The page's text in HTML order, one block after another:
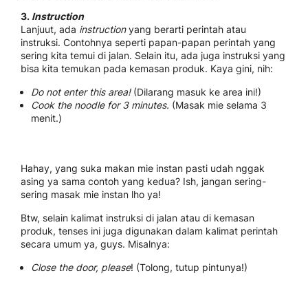
3. Instruction
Lanjuut, ada instructionyang berarti perintah atau
instruksi. Contohnya seperti papan-papan perintah yang
sering kita temui di jalan. Selain itu, ada juga instruksi yang
bisa kita temukan pada kemasan produk. Kaya gini, nih:
Do not enter this area!(Dilarang masuk ke area ini!)
Cook the noodle for 3 minutes. (Masak mie selama 3
menit.)
Hahay, yang suka makan mie instan pasti udah nggak
asing ya sama contoh yang kedua? Ish, jangan sering-
sering masak mie instan lho ya!
Btw, selain kalimat instruksi di jalan atau di kemasan
produk, tenses ini juga digunakan dalam kalimat perintah
secara umum ya, guys. Misalnya:
Close the door, please! (Tolong, tutup pintunya!)